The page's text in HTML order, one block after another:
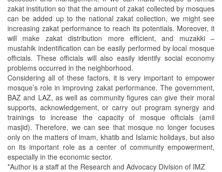
zakat institution so that the amount of zakat collected by mosques
can be added up to the national zakat collection, we might see
increasing zakat performance to reach its potentials. Moreover, it
will make zakat distribution more efficient, and muzakki –
mustahik indentification can be easily performed by local mosque
officials. These officials will also easily identify social economy
problems occurred in the neighborhood.
Considering all of these factors, it is very important to empower
mosque’s role in improving zakat performance. The government,
BAZ and LAZ, as well as community figures can give their moral
supports, acknowledgement, or carry out program synergy and
trainings to increase the capacity of mosque officials (amil
masjid). Therefore, we can see that mosque no longer focuses
only on the matters of imam, khatib and Islamic holidays, but also
on its important role as a center of community empowerment,
especially in the economic sector.
*Author is a staff at the Research and Advocacy Division of IMZ